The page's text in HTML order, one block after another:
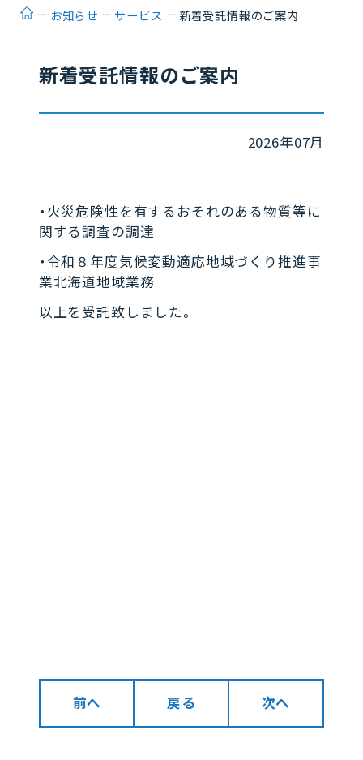
ホームお知らせ サービス 新着受託情報のご案内
新着受託情報のご案内
2026年07月
・火災危険性を有するおそれのある物質等に
関する調査の調達
・令和８年度気候変動適応地域づくり推進事
業北海道地域業務
以上を受託致しました。
前へ 戻る 次へ